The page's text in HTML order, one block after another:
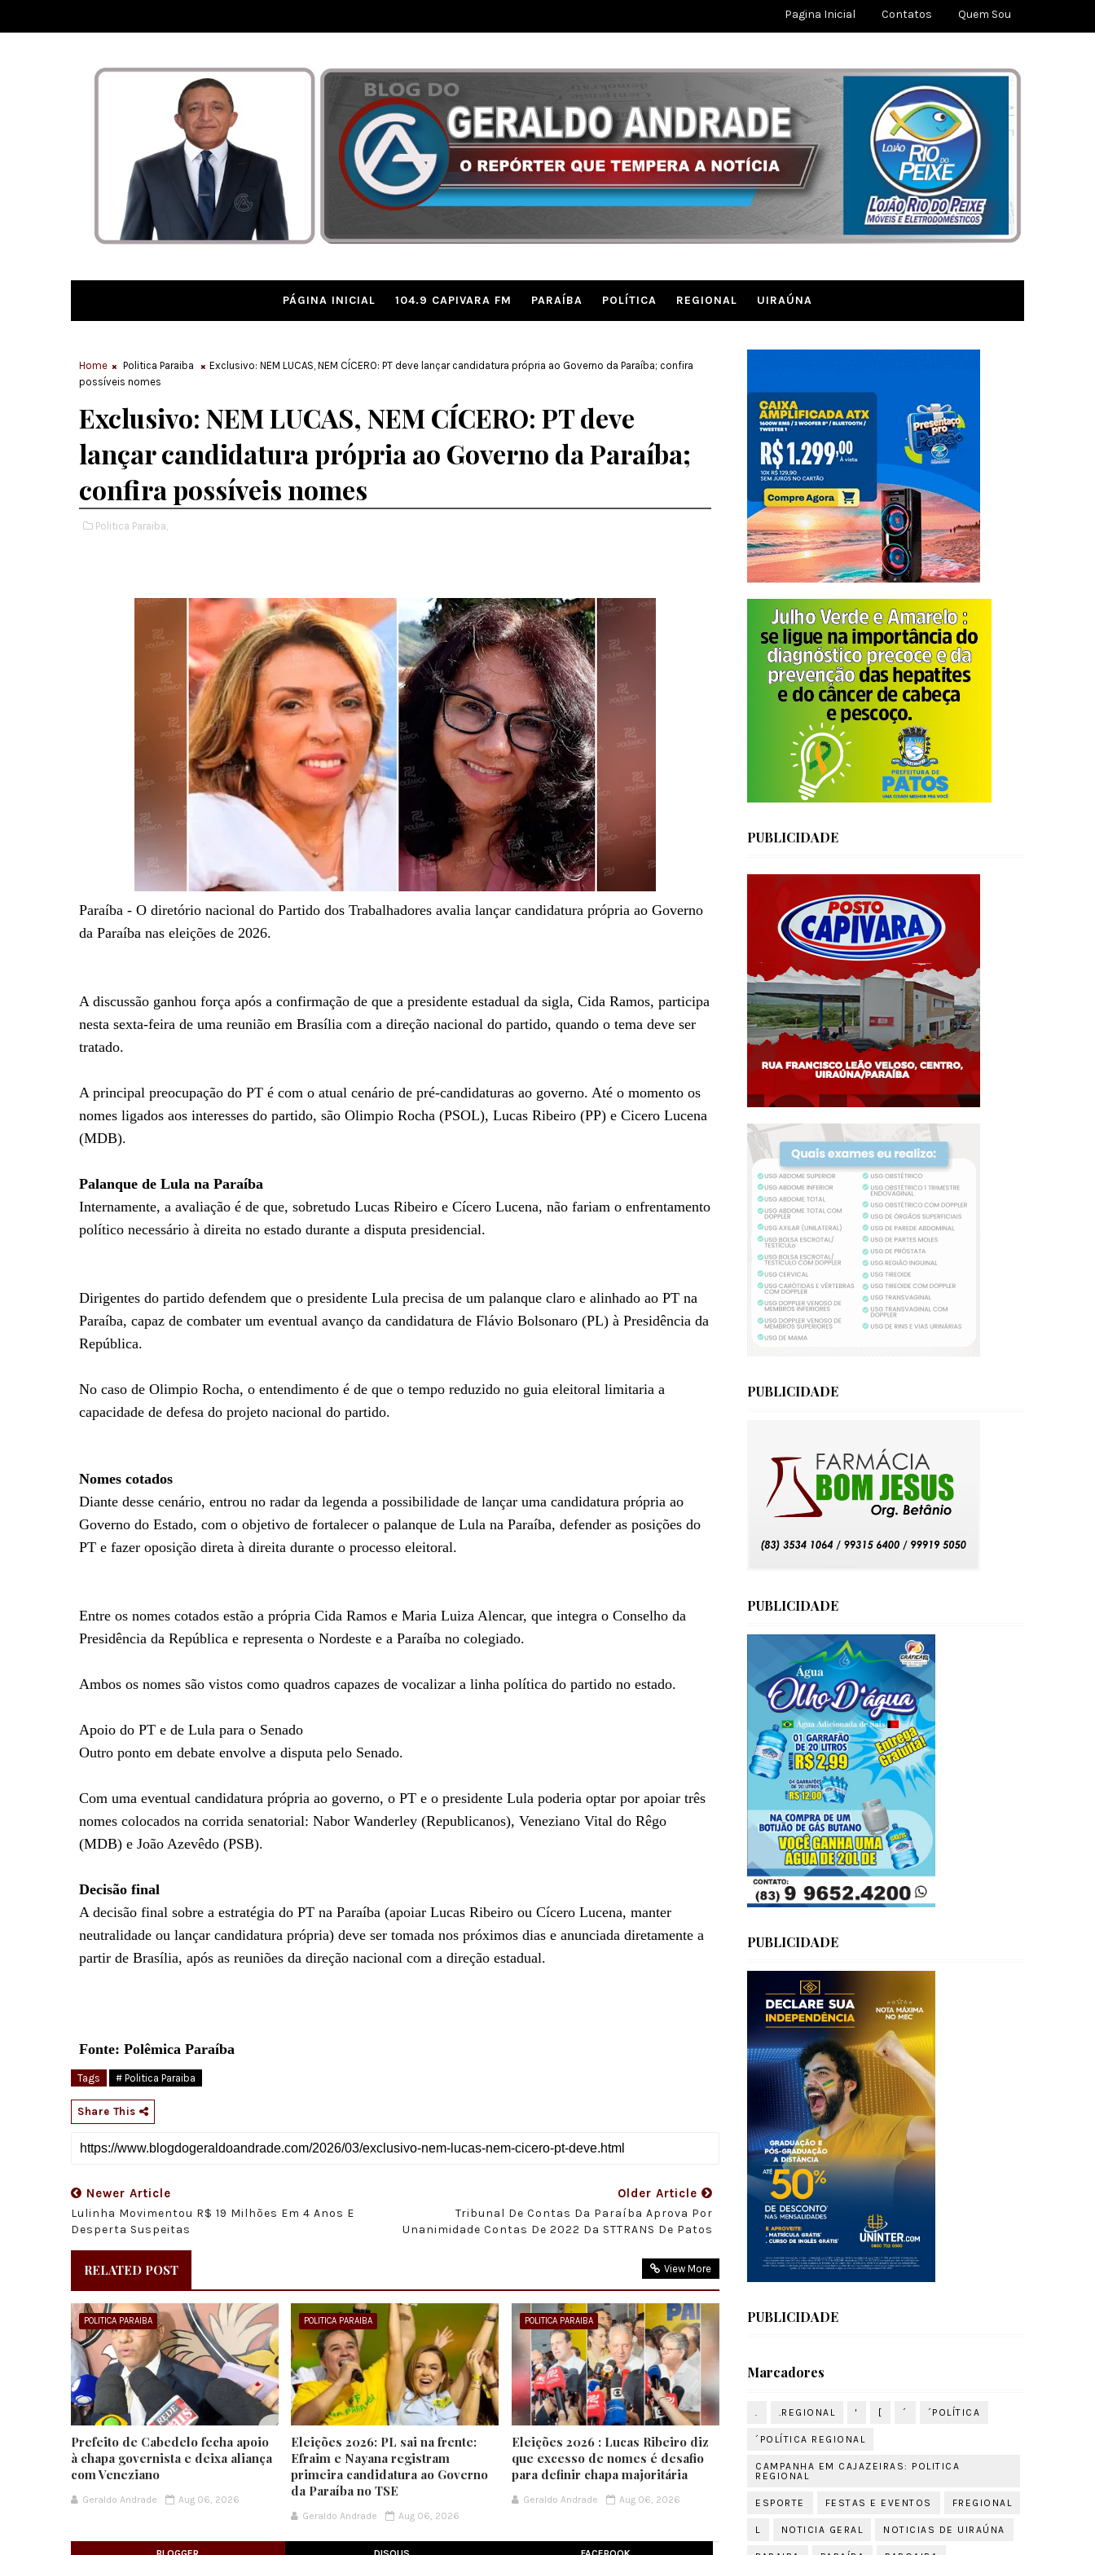
Pagina Inicial Contatos Quem Sou
PÁGINA INICIAL 104.9 CAPIVARA FM PARAÍBA POLÍTICA REGIONAL UIRAÚNA
Home Politica Paraiba
Exclusivo: NEM LUCAS, NEM CÍCERO: PT deve lançar candidatura própria ao Governo da Paraíba; confira
possíveis nomes
Exclusivo: NEM LUCAS, NEM CÍCERO: PT deve
lançar candidatura própria ao Governo da Paraíba;
confira possíveis nomes
Politica Paraiba,
Paraíba - O diretório nacional do Partido dos Trabalhadores avalia lançar candidatura própria ao Governo
da Paraíba nas eleições de 2026.
A discussão ganhou força após a confirmação de que a presidente estadual da sigla, Cida Ramos, participa
nesta sexta-feira de uma reunião em Brasília com a direção nacional do partido, quando o tema deve ser
tratado.
A principal preocupação do PT é com o atual cenário de pré-candidaturas ao governo. Até o momento os
nomes ligados aos interesses do partido, são Olimpio Rocha (PSOL), Lucas Ribeiro (PP) e Cicero Lucena
(MDB).
Palanque de Lula na Paraíba
Internamente, a avaliação é de que, sobretudo Lucas Ribeiro e Cícero Lucena, não fariam o enfrentamento
político necessário à direita no estado durante a disputa presidencial.
Dirigentes do partido defendem que o presidente Lula precisa de um palanque claro e alinhado ao PT na
Paraíba, capaz de combater um eventual avanço da candidatura de Flávio Bolsonaro (PL) à Presidência da
República.
No caso de Olimpio Rocha, o entendimento é de que o tempo reduzido no guia eleitoral limitaria a
capacidade de defesa do projeto nacional do partido.
Nomes cotados
Diante desse cenário, entrou no radar da legenda a possibilidade de lançar uma candidatura própria ao
Governo do Estado, com o objetivo de fortalecer o palanque de Lula na Paraíba, defender as posições do
PT e fazer oposição direta à direita durante o processo eleitoral.
Entre os nomes cotados estão a própria Cida Ramos e Maria Luiza Alencar, que integra o Conselho da
Presidência da República e representa o Nordeste e a Paraíba no colegiado.
Ambos os nomes são vistos como quadros capazes de vocalizar a linha política do partido no estado.
Apoio do PT e de Lula para o Senado
Outro ponto em debate envolve a disputa pelo Senado.
Com uma eventual candidatura própria ao governo, o PT e o presidente Lula poderia optar por apoiar três
nomes colocados na corrida senatorial: Nabor Wanderley (Republicanos), Veneziano Vital do Rêgo
(MDB) e João Azevêdo (PSB).
Decisão final
A decisão final sobre a estratégia do PT na Paraíba (apoiar Lucas Ribeiro ou Cícero Lucena, manter
neutralidade ou lançar candidatura própria) deve ser tomada nos próximos dias e anunciada diretamente a
partir de Brasília, após as reuniões da direção nacional com a direção estadual.
Fonte: Polêmica Paraíba
Tags # Politica Paraiba
Share This
Newer Article
Lulinha Movimentou R$ 19 Milhões Em 4 Anos E
Desperta Suspeitas
Older Article
Tribunal De Contas Da Paraíba Aprova Por
Unanimidade Contas De 2022 Da STTRANS De Patos
RELATED POST View More
POLITICA PARAIBA
Prefeito de Cabedelo fecha apoio
à chapa governista e deixa aliança
com Veneziano
Geraldo Andrade Aug 06, 2026
POLITICA PARAIBA
Eleições 2026: PL sai na frente:
Efraim e Nayana registram
primeira candidatura ao Governo
da Paraíba no TSE
Geraldo Andrade Aug 06, 2026
POLITICA PARAIBA
Eleições 2026 : Lucas Ribeiro diz
que excesso de nomes é desafio
para definir chapa majoritária
Geraldo Andrade Aug 06, 2026
PUBLICIDADE
PUBLICIDADE
PUBLICIDADE
PUBLICIDADE
PUBLICIDADE
Marcadores
. .REGIONAL ' [ ´ ´POLÍTICA
´POLÍTICA REGIONAL
CAMPANHA EM CAJAZEIRAS: POLITICA
REGIONAL
ESPORTE FESTAS E EVENTOS FREGIONAL
L NOTICIA GERAL NOTICIAS DE UIRAÚNA